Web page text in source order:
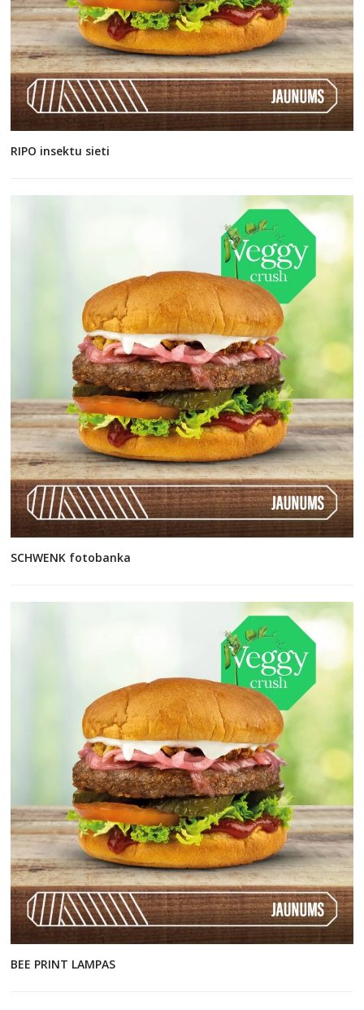
RIPO insektu sieti
SCHWENK fotobanka
BEE PRINT LAMPAS